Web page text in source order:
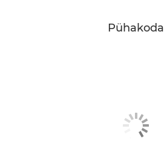
Pühakoda